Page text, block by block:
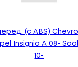
(с ABS)
Insignia A 08-
10-